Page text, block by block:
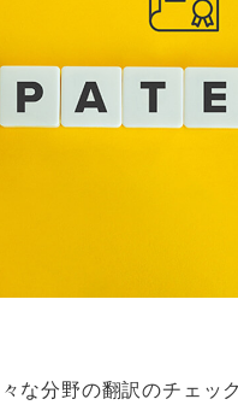
な分野の翻訳のチェッ